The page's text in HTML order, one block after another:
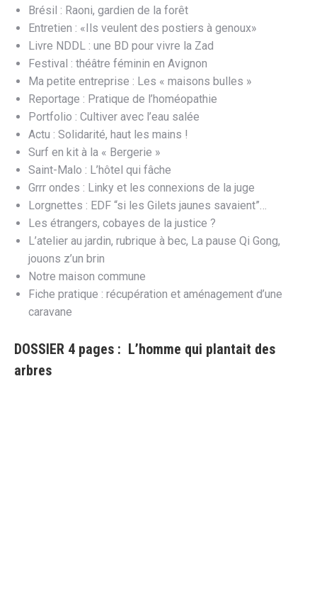
Brésil : Raoni, gardien de la forêt
Entretien : «Ils veulent des postiers à genoux»
Livre NDDL : une BD pour vivre la Zad
Festival : théâtre féminin en Avignon
Ma petite entreprise : Les « maisons bulles »
Reportage : Pratique de l’homéopathie
Portfolio : Cultiver avec l’eau salée
Actu : Solidarité, haut les mains !
Surf en kit à la « Bergerie »
Saint-Malo : L’hôtel qui fâche
Grrr ondes : Linky et les connexions de la juge
Lorgnettes : EDF “si les Gilets jaunes savaient”…
Les étrangers, cobayes de la justice ?
L’atelier au jardin, rubrique à bec, La pause Qi Gong,
jouons z’un brin
Notre maison commune
Fiche pratique : récupération et aménagement d’une
caravane
DOSSIER 4 pages : L’homme qui plantait des
arbres